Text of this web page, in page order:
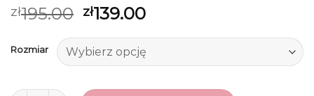
zł195.00 zł139.00
Rozmiar